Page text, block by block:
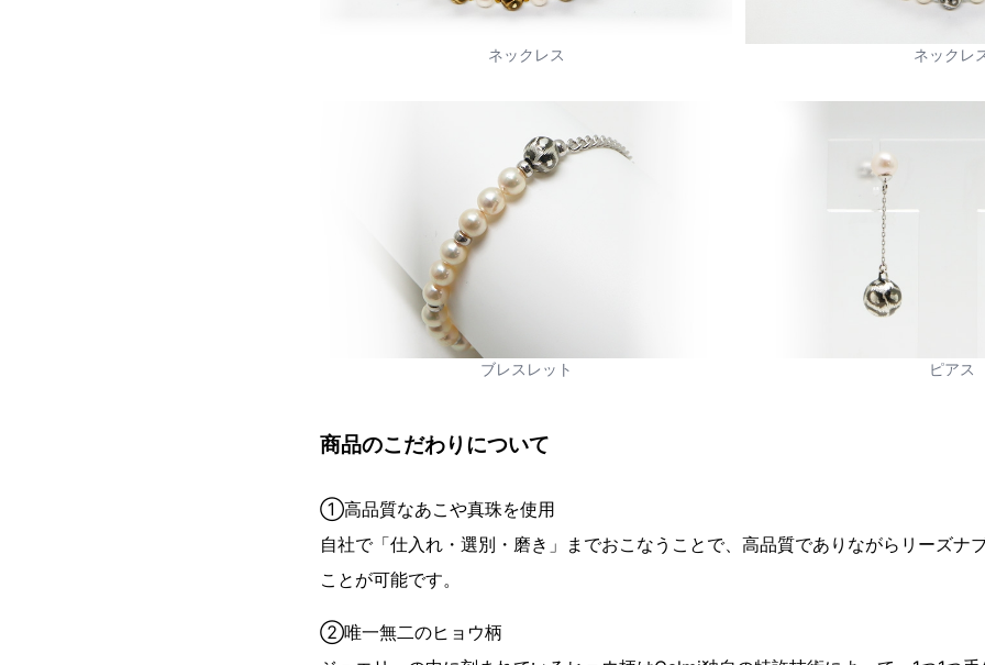
ネックレス ネックレ
ブレスレット ピアス
商品のこだわりについて
①高品質なあこや真珠を使用
自社で「仕入れ・選別・磨き」までおこなうことで、高品質でありながらリーズナ
ことが可能です。
②唯一無二のヒョウ柄